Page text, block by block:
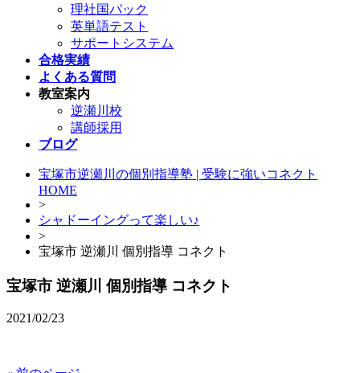
理社国パック
英単語テスト
サポートシステム
合格実績
よくある質問
教室案内
逆瀬川校
講師採用
ブログ
宝塚市逆瀬川の個別指導塾 | 受験に強いコネクト
HOME
>
シャドーイングって楽しい♪
>
宝塚市 逆瀬川 個別指導 コネクト
宝塚市 逆瀬川 個別指導 コネクト
2021/02/23